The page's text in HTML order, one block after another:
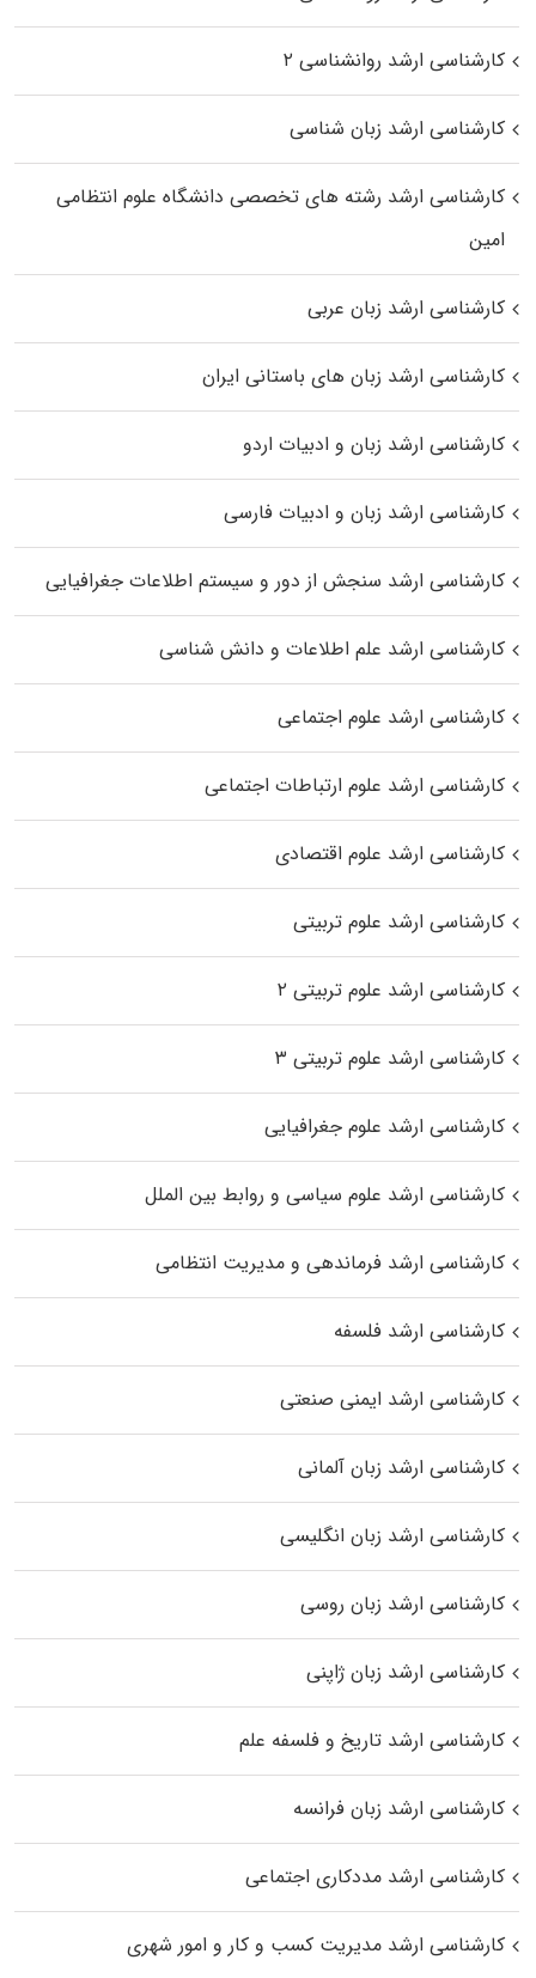
کارشناسی ارشد روانشناسی ۲
کارشناسی ارشد زبان شناسی
کارشناسی ارشد رﺷﺘﻪ ﻫﺎی تخصصی داﻧﺸﮕﺎه ﻋﻠﻮم انتظامی
اﻣﻴﻦ
کارشناسی ارشد زبان عربی
کارشناسی ارشد زبان‌ های باستانی ایران
کارشناسی ارشد زبان و ادبیات اردو
کارشناسی ارشد زبان و ادبیات فارسی
کارشناسی ارشد سنجش از دور و سیستم اطلاعات جغرافیایی
کارشناسی ارشد علم اطلاعات و دانش شناسی
کارشناسی ارشد علوم اجتماعی
کارشناسی ارشد علوم ارتباطات اجتماعی
کارشناسی ارشد علوم اقتصادی
کارشناسی ارشد علوم تربیتی
کارشناسی ارشد علوم تربیتی ۲
کارشناسی ارشد علوم تربیتی ۳
کارشناسی ارشد علوم جغرافیایی
کارشناسی ارشد علوم سیاسی و روابط بین الملل
کارشناسی ارشد فرماندهی و مدیریت انتظامی
کارشناسی ارشد فلسفه
کارشناسی ارشد ایمنی صنعتی
کارشناسی ارشد زبان آلمانی
کارشناسی ارشد زبان انگلیسی
کارشناسی ارشد زبان روسی
کارشناسی ارشد زبان ژاپنی
کارشناسی ارشد تاریخ و فلسفه علم
کارشناسی ارشد زبان فرانسه
کارشناسی ارشد مددکاری اجتماعی
کارشناسی ارشد مدیریت کسب و کار و امور شهری